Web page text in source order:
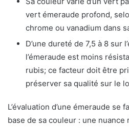
vert émeraude profond,
chrome ou vanadium dans
D’une dureté de 7,5 à 8 sur
l’émeraude est moins
rubis; ce facteur doit être
préserver sa qualité sur le
L’évaluation d’une émeraude se
base de sa couleur : une